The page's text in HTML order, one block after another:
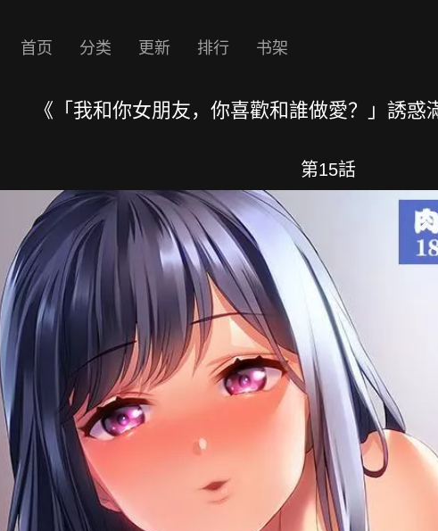
首页 分类 更新 排行 书架
《「我和你女朋友，你喜歡和誰做愛？」誘惑
第15話